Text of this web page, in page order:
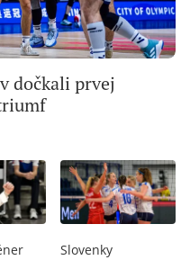
dočkali prvej
Slovenky